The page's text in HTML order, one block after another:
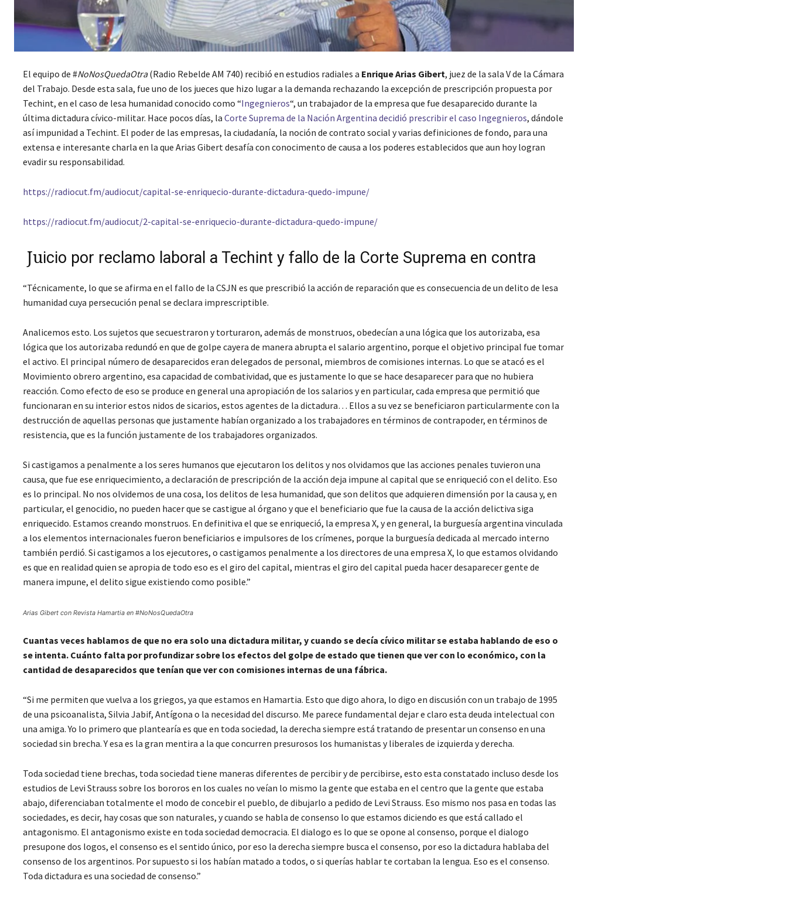
El equipo de #NoNosQuedaOtra(Radio Rebelde AM 740) recibió en estudios radiales a Enrique Arias Gibert, juez de la sala V de la Cámara
del Trabajo. Desde esta sala, fue uno de los jueces que hizo lugar a la demanda rechazando la excepción de prescripción propuesta por
Techint, en el caso de lesa humanidad conocido como “Ingegnieros“, un trabajador de la empresa que fue desaparecido durante la
última dictadura cívico-militar. Hace pocos días, la Corte Suprema de la Nación Argentina decidió prescribir el caso Ingegnieros, dándole
así impunidad a Techint. El poder de las empresas, la ciudadanía, la noción de contrato social y varias definiciones de fondo, para una
extensa e interesante charla en la que Arias Gibert desafía con conocimento de causa a los poderes establecidos que aun hoy logran
evadir su responsabilidad.
https://radiocut.fm/audiocut/capital-se-enriquecio-durante-dictadura-quedo-impune/
https://radiocut.fm/audiocut/2-capital-se-enriquecio-durante-dictadura-quedo-impune/
Juicio por reclamo laboral a Techint y fallo de la Corte Suprema en contra
“Técnicamente, lo que se afirma en el fallo de la CSJN es que prescribió la acción de reparación que es consecuencia de un delito de lesa
humanidad cuya persecución penal se declara imprescriptible.
Analicemos esto. Los sujetos que secuestraron y torturaron, además de monstruos, obedecían a una lógica que los autorizaba, esa
lógica que los autorizaba redundó en que de golpe cayera de manera abrupta el salario argentino, porque el objetivo principal fue tomar
el activo. El principal número de desaparecidos eran delegados de personal, miembros de comisiones internas. Lo que se atacó es el
Movimiento obrero argentino, esa capacidad de combatividad, que es justamente lo que se hace desaparecer para que no hubiera
reacción. Como efecto de eso se produce en general una apropiación de los salarios y en particular, cada empresa que permitió que
funcionaran en su interior estos nidos de sicarios, estos agentes de la dictadura… Ellos a su vez se beneficiaron particularmente con la
destrucción de aquellas personas que justamente habían organizado a los trabajadores en términos de contrapoder, en términos de
resistencia, que es la función justamente de los trabajadores organizados.
Si castigamos a penalmente a los seres humanos que ejecutaron los delitos y nos olvidamos que las acciones penales tuvieron una
causa, que fue ese enriquecimiento, a declaración de prescripción de la acción deja impune al capital que se enriqueció con el delito. Eso
es lo principal. No nos olvidemos de una cosa, los delitos de lesa humanidad, que son delitos que adquieren dimensión por la causa y, en
particular, el genocidio, no pueden hacer que se castigue al órgano y que el beneficiario que fue la causa de la acción delictiva siga
enriquecido. Estamos creando monstruos. En definitiva el que se enriqueció, la empresa X, y en general, la burguesía argentina vinculada
a los elementos internacionales fueron beneficiarios e impulsores de los crímenes, porque la burguesía dedicada al mercado interno
también perdió. Si castigamos a los ejecutores, o castigamos penalmente a los directores de una empresa X, lo que estamos olvidando
es que en realidad quien se apropia de todo eso es el giro del capital, mientras el giro del capital pueda hacer desaparecer gente de
manera impune, el delito sigue existiendo como posible.”
Arias Gibert con Revista Hamartia en #NoNosQuedaOtra
Cuantas veces hablamos de que no era solo una dictadura militar, y cuando se decía cívico militar se estaba hablando de eso o
se intenta. Cuánto falta por profundizar sobre los efectos del golpe de estado que tienen que ver con lo económico, con la
cantidad de desaparecidos que tenían que ver con comisiones internas de una fábrica.
“Si me permiten que vuelva a los griegos, ya que estamos en Hamartia. Esto que digo ahora, lo digo en discusión con un trabajo de 1995
de una psicoanalista, Silvia Jabif, Antígona o la necesidad del discurso. Me parece fundamental dejar e claro esta deuda intelectual con
una amiga. Yo lo primero que plantearía es que en toda sociedad, la derecha siempre está tratando de presentar un consenso en una
sociedad sin brecha. Y esa es la gran mentira a la que concurren presurosos los humanistas y liberales de izquierda y derecha.
Toda sociedad tiene brechas, toda sociedad tiene maneras diferentes de percibir y de percibirse, esto esta constatado incluso desde los
estudios de Levi Strauss sobre los bororos en los cuales no veían lo mismo la gente que estaba en el centro que la gente que estaba
abajo, diferenciaban totalmente el modo de concebir el pueblo, de dibujarlo a pedido de Levi Strauss. Eso mismo nos pasa en todas las
sociedades, es decir, hay cosas que son naturales, y cuando se habla de consenso lo que estamos diciendo es que está callado el
antagonismo. El antagonismo existe en toda sociedad democracia. El dialogo es lo que se opone al consenso, porque el dialogo
presupone dos logos, el consenso es el sentido único, por eso la derecha siempre busca el consenso, por eso la dictadura hablaba del
consenso de los argentinos. Por supuesto si los habían matado a todos, o si querías hablar te cortaban la lengua. Eso es el consenso.
Toda dictadura es una sociedad de consenso.”